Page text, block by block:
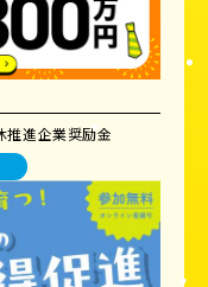
推進企業奨励金